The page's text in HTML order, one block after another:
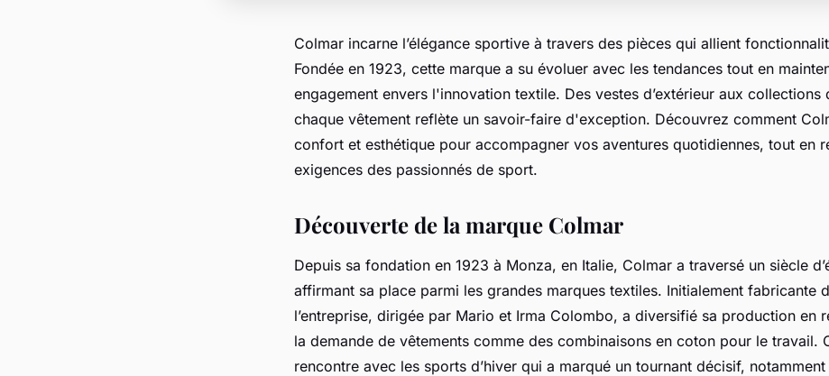
Colmar incarne l’élégance sportive à travers des pièces qui allient
Fondée en 1923, cette marque a su évoluer avec les tendances tout en
engagement envers l'innovation textile. Des vestes d’extérieur aux collections
chaque vêtement reflète un savoir-faire d'exception. Découvrez comment
confort et esthétique pour accompagner vos aventures quotidiennes, tout en
exigences des passionnés de sport.
Découverte de la marque Colmar
Depuis sa fondation en 1923 à Monza, en Italie, Colmar a traversé un siècle
affirmant sa place parmi les grandes marques textiles. Initialement fabricante
l’entreprise, dirigée par Mario et Irma Colombo, a diversifié sa production en
la demande de vêtements comme des combinaisons en coton pour le travail.
rencontre avec les sports d’hiver qui a marqué un tournant décisif,